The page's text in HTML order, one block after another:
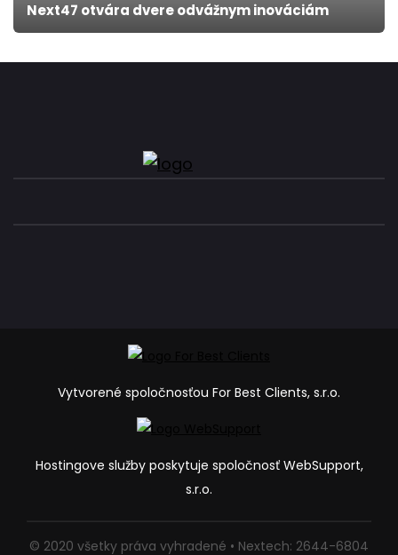
Next47 otvára dvere odvážnym inováciám
Vytvorené spoločnosťou For Best Clients, s.r.o.
Hostingove služby poskytuje spoločnosť WebSupport,
s.r.o.
© 2020 všetky práva vyhradené • Nextech: 2644-6804